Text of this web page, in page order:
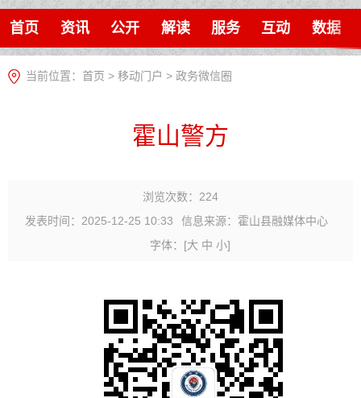
首页 资讯 公开 解读 服务 互动 数据
当前位置： 首页 > 移动门户 > 政务微信圈
霍山警方
浏览次数： 224
发表时间：2025-12-25 10:33
信息来源：霍山县融媒体中心
字体： [大 中 小]